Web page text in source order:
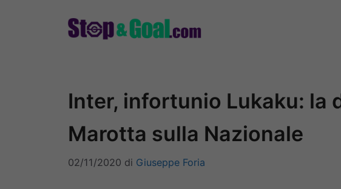
Inter, infortunio Lukaku: la
Marotta sulla Nazionale
02/11/2020 di Giuseppe Foria